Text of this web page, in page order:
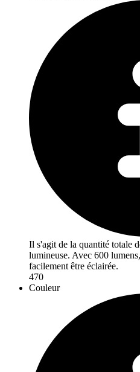
Il s'agit de la quantité totale
lumineuse. Avec 600
facilement être éclairée.
470
Couleur